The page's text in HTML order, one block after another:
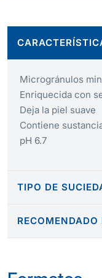
Microgránulos
Enriquecida con
Deja la piel suave
Contiene
pH 6.7
TIPO DE
RECOMENDADO